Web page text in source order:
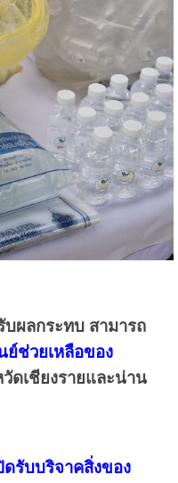
ผลกระทบ สามารถ
ย์ช่วยเหลือของ
ดเชียงรายและน่าน
ดรับบริจาคสิ่งของ